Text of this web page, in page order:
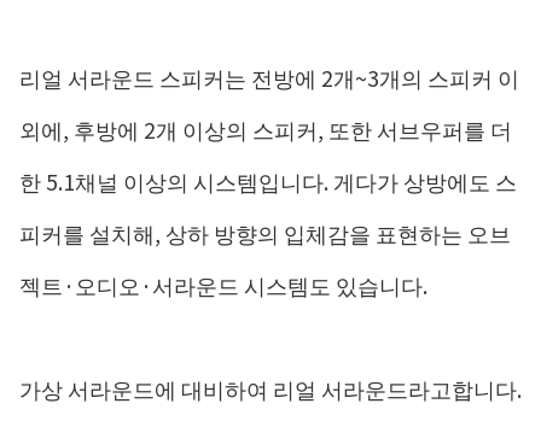
리얼 서라운드 스피커는 전방에 2개~3개의 스피커 이
외에, 후방에 2개 이상의 스피커, 또한 서브우퍼를 더
한 5.1채널 이상의 시스템입니다. 게다가 상방에도 스
피커를 설치해, 상하 방향의 입체감을 표현하는 오브
젝트·오디오·서라운드 시스템도 있습니다.
가상 서라운드에 대비하여 리얼 서라운드라고합니다.